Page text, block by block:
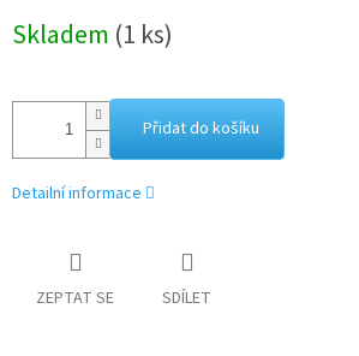
cena:
Skladem (1 ks)
Přidat do košíku
Detailní informace
ZEPTAT SE SDÍLET